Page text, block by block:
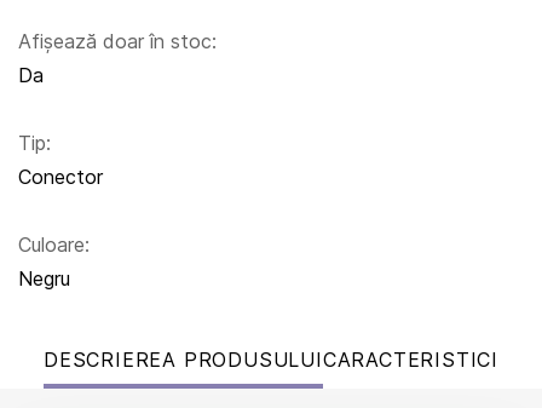
Afișează doar în stoc:
Da
Tip:
Conector
Culoare:
Negru
DESCRIEREA PRODUSULUICARACTERISTICI